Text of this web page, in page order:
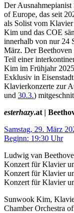
Der
of Europe, das seit
als Solist vom Klavier
Kim und das COE
innerhalb von nur 24
März. Der
Teil einer
Kim im Frühjahr
Exklusiv in
Klavierkonzerte zur
und 30.3.)
esterhazy.at |
Samstag, 29. März
Beginn: 19:30 Uhr
Ludwig van
Konzert für Klavier
Konzert für Klavier
Konzert für Klavier
Sunwook Kim,
Chamber Orchestra